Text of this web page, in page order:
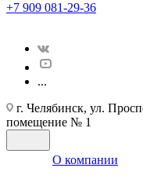
+7 909 081-29-36
...
г. Челябинск, ул.
помещение № 1
О компании